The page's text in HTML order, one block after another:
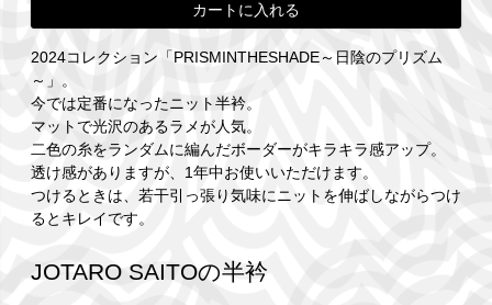
カートに入れる
2024コレクション「PRISMINTHESHADE～日陰のプリズム
～」。
今では定番になったニット半衿。
マットで光沢のあるラメが人気。
二色の糸をランダムに編んだボーダーがキラキラ感アップ。
透け感がありますが、1年中お使いいただけます。
つけるときは、若干引っ張り気味にニットを伸ばしながらつけ
るとキレイです。
JOTARO SAITOの半衿